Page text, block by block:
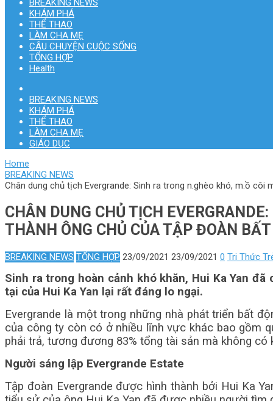
KHÁM PHÁ
THỂ THAO
LÀM CHA MẸ
CÂU CHUYỆN CUỘC SỐNG
TỔNG HỢP
Health
BREAKING NEWS
KHÁM PHÁ
THỂ THAO
LÀM CHA MẸ
GIÁO DỤC
Home
BREAKING NEWS
Chân dung chủ tịch Evergrande: Sinh ra trong n.ghèo khó, m.ồ
CHÂN DUNG CHỦ TỊCH
THÀNH ÔNG CHỦ CỦA TẬP ĐOÀN
BREAKING NEWS TỔNG HỢP 23/09/2021 23/09/2021 0 Tri Thức
Sinh ra trong hoàn cảnh khó khăn, Hui Ka Yan
tại của Hui Ka Yan lại rất đáng lo ngại.
Evergrande là một trong những nhà phát triển bất
của công ty còn có ở nhiều lĩnh vực khác bao gồm
phải trả, tương đương 83% tổng tài sản mà không có
Người sáng lập Evergrande Estate
Tập đoàn Evergrande được hình thành bởi Hui Ka